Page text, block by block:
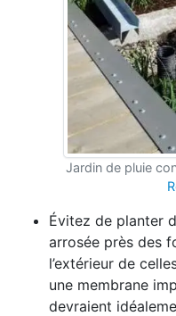
Jardin de pluie
Évitez de planter
arrosée près des
l’extérieur de
une membrane
devraient